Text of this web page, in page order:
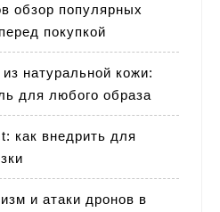
обзор популярных
покупкой
натуральной кожи:
для любого образа
как внедрить для
и атаки дронов в